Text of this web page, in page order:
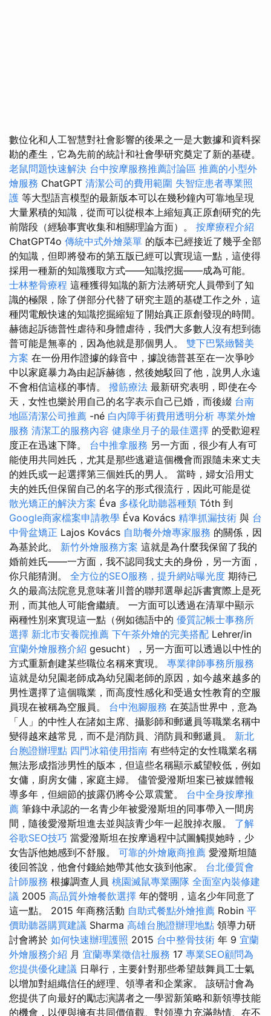
數位化和人工智慧對社會影響的後果之一是大數據和資料探
勘的產生，它為先前的統計和社會學研究奠定了新的基礎。
老鼠問題快速解決 台中按摩服務推薦討論區 推薦的小型外
燴服務 ChatGPT 清潔公司的費用範圍 失智症患者專業照
護 等大型語言模型的最新版本可以在幾秒鐘內可靠地呈現
大量累積的知識，從而可以從根本上縮短真正原創研究的先
前階段（經驗事實收集和相關理論方面）。 按摩療程介紹
ChatGPT4o 傳統中式外燴菜單 的版本已經接近了幾乎全部
的知識，但即將發布的第五版已經可以實現這一點，這使得
採用一種新的知識獲取方式——知識挖掘——成為可能。
士林整骨療程 這種獲得知識的新方法將研究人員帶到了知
識的極限，除了併部分代替了研究主題的基礎工作之外，這
種閃電般快速的知識挖掘縮短了開始真正原創發現的時間。
赫德起訴德普性虐待和身體虐待，我們大多數人沒有想到德
普可能是無辜的，因為他就是那個男人。 雙下巴緊緻醫美
方案 在一份用作證據的錄音中，據說德普甚至在一次爭吵
中以家庭暴力為由起訴赫德，然後她駁回了他，說男人永遠
不會相信這樣的事情。 撥筋療法 最新研究表明，即使在今
天，女性也樂於用自己的名字表示自己已婚，而後綴 台南
地區清潔公司推薦 -né 白內障手術費用透明分析 專業外燴
服務 清潔工的服務內容 健康坐月子的最佳選擇 的受歡迎程
度正在迅速下降。 台中推拿服務 另一方面，很少有人有可
能使用共同姓氏，尤其是那些逃避這個機會而跟隨未來丈夫
的姓氏或一起選擇第三個姓氏的男人。 當時，婦女沿用丈
夫的姓氏但保留自己的名字的形式很流行，因此可能是從
散光矯正的解決方案 Éva 多樣化助聽器種類 Tóth 到
Google商家檔案申請教學 Éva Kovács 精準抓漏技術 與 台
中骨盆矯正 Lajos Kovács 自助餐外燴專家服務 的關係，因
為基於此。 新竹外燴服務方案 這就是為什麼我保留了我的
婚前姓氏——一方面，我不認同我丈夫的身份，另一方面，
你只能猜測。 全方位的SEO服務，提升網站曝光度 期待已
久的最高法院意見意味著川普的聯邦選舉起訴書實際上是死
刑，而其他人可能會繼續。 一方面可以透過在清單中顯示
兩種性別來實現這一點（例如德語中的 優質記帳士事務所
選擇 新北市安養院推薦 下午茶外燴的完美搭配 Lehrer/in
宜蘭外燴服務介紹 gesucht），另一方面可以透過以中性的
方式重新創建某些職位名稱來實現。 專業律師事務所服務
這就是幼兒園老師成為幼兒園老師的原因，如今越來越多的
男性選擇了這個職業，而高度性感化和受過女性教育的空服
員現在被稱為空服員。 台中泡腳服務 在英語世界中，意為
「人」的中性人在諸如主席、攝影師和郵遞員等職業名稱中
變得越來越常見，而不是消防員、消防員和郵遞員。 新北
台胞證辦理點 四門冰箱使用指南 有些特定的女性職業名稱
無法形成指涉男性的版本，但這些名稱顯示威望較低，例如
女傭，廚房女傭，家庭主婦。 儘管愛潑斯坦案已被媒體報
導多年，但細節的披露仍將令公眾震驚。 台中全身按摩推
薦 筆錄中承認的一名青少年被愛潑斯坦的同事帶入一間房
間，隨後愛潑斯坦進去並與該青少年一起脫掉衣服。 了解
谷歌SEO技巧 當愛潑斯坦在按摩過程中試圖觸摸她時，少
女告訴他她感到不舒服。 可靠的外燴廠商推薦 愛潑斯坦隨
後回答說，他會付錢給她帶其他女孩到他家。 台北優質會
計師服務 根據調查人員 桃園滅鼠專業團隊 全面室內裝修建
議 2005 高品質外燴餐飲選擇 年的聲明，這名少年同意了
這一點。 2015 年商務活動 自助式餐點外燴推薦 Robin 平
價助聽器購買建議 Sharma 高雄台胞證辦理地點 領導力研
討會將於 如何快速辦理護照 2015 台中整骨技術 年 9 宜蘭
外燴服務介紹 月 宜蘭專業徵信社服務 17 專業SEO顧問為
您提供優化建議 日舉行，主要針對那些希望鼓舞員工士氣
以增加對組織信任的經理、領導者和企業家。 該研討會為
您提供了向最好的勵志演講者之一學習新策略和新領導技能
的機會，以便與擁有共同價值觀、對領導力充滿熱情、在不